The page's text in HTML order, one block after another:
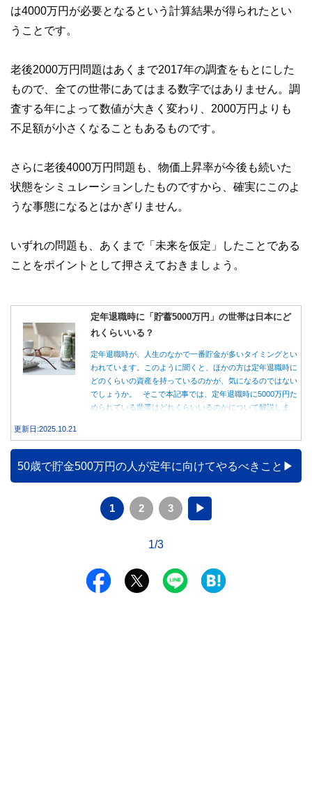
は4000万円が必要となるという計算結果が得られたとい
うことです。
老後2000万円問題はあくまで2017年の調査をもとにした
もので、全ての世帯にあてはまる数字ではありません。調
査する年によって数値が大きく変わり、2000万円よりも
不足額が小さくなることもあるものです。
さらに老後4000万円問題も、物価上昇率が今後も続いた
状態をシミュレーションしたものですから、確実にこのよ
うな事態になるとはかぎりません。
いずれの問題も、あくまで「未来を仮定」したことである
ことをポイントとして押さえておきましょう。
定年退職時に「貯蓄5000万円」の世帯は日本にど
れくらいいる？
定年退職時が、人生のなかで一番貯金が多いタイミングとい
われています。このように聞くと、ほかの方は定年退職時に
どのくらいの資産を持っているのかが、気になるのではない
でしょうか。 そこで本記事では、定年退職時に5000万円た
められている世帯はどれくらいいるのかについて解説しま
更新日:2025.10.21
50歳で貯金500万円の人が定年に向けてやるべきこと
1 2 3 ▶
1/3